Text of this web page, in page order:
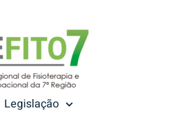
Legislação